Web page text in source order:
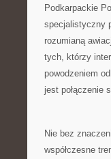
Podkarpackie
specjalistyczny
rozumianą
tych, którzy
powodzeniem
jest połączenie
Nie bez
współczesne